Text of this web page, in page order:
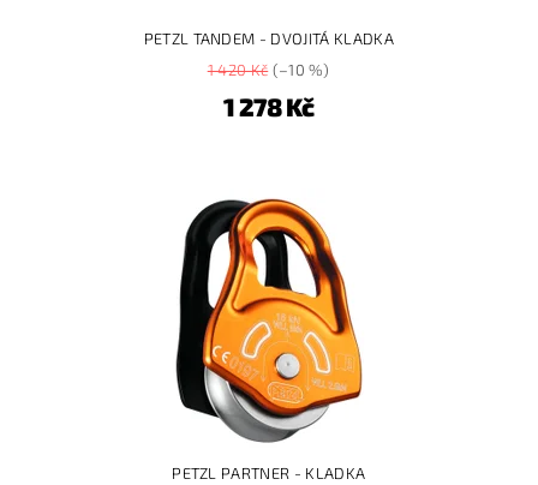
PETZL TANDEM - DVOJITÁ KLADKA
1 420 Kč(–10 %)
1 278 Kč
PETZL PARTNER - KLADKA